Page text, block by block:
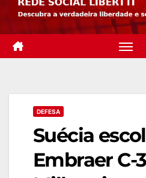
DEFESA
Suécia
Embraer C-